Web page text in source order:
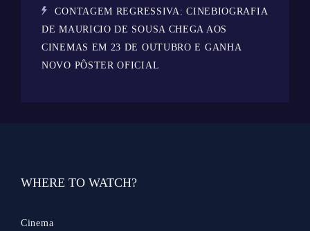
CONTAGEM REGRESSIVA: CINEBIOGRAFIA
DE MAURICIO DE SOUSA CHEGA AOS
CINEMAS EM 23 DE OUTUBRO E GANHA
NOVO PÔSTER OFICIAL
WHERE TO WATCH?
Cinema